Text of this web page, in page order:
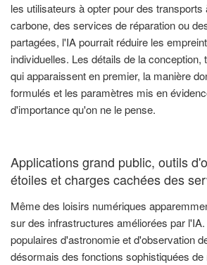
les utilisateurs à opter pour des
carbone, des services de réparation ou
partagées, l'IA pourrait réduire les
individuelles. Les détails de la conception,
qui apparaissent en premier, la manière
formulés et les paramètres mis en
d'importance qu'on ne le pense.
Applications grand public, outils
étoiles et charges cachées des
Même des loisirs numériques
sur des infrastructures améliorées par
populaires d'astronomie et d'observation
désormais des fonctions sophistiquées